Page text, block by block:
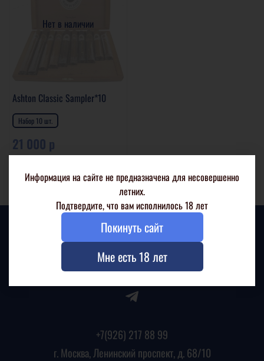
Нет в наличии
Ashton Classic Sampler*10
Набор 10 шт.
21 000 р
+7(926) 217 88 99
г. Москва, Ленинский проспект, д. 68/10
Информация на сайте не предназначена для несовершенно
летних.
Подтвердите, что вам исполнилось 18 лет
Покинуть сайт
Мне есть 18 лет